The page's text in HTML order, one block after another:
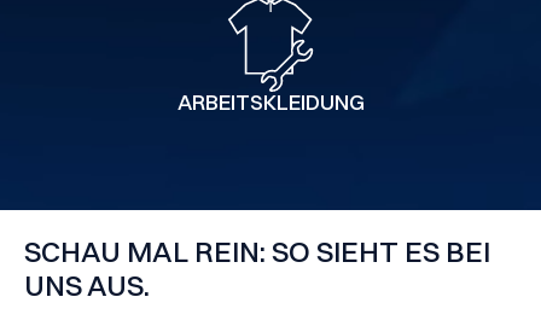
ARBEITSKLEIDUNG
SCHAU MAL REIN: SO SIEHT ES BEI
UNS AUS.